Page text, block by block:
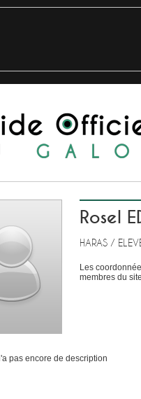
Rosel
HARAS /
Les
membres du
pas encore de description